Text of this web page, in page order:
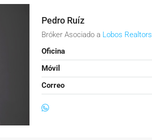
Pedro Ruíz
Bróker Asociado a Lobos Realtors
Oficina
Móvil
Correo